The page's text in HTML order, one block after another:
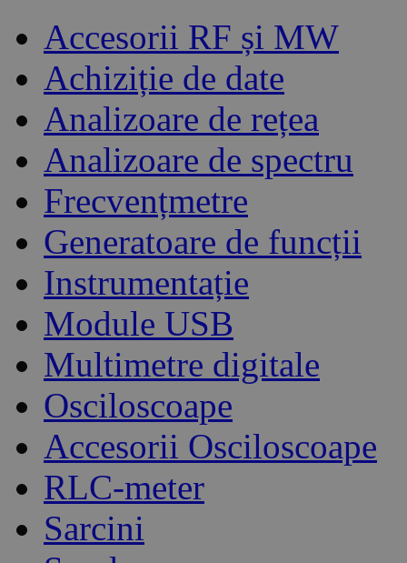
Accesorii RF și MW
Achiziție de date
Analizoare de rețea
Analizoare de spectru
Frecvențmetre
Generatoare de funcții
Instrumentație
Module USB
Multimetre digitale
Osciloscoape
Accesorii Osciloscoape
RLC-meter
Sarcini